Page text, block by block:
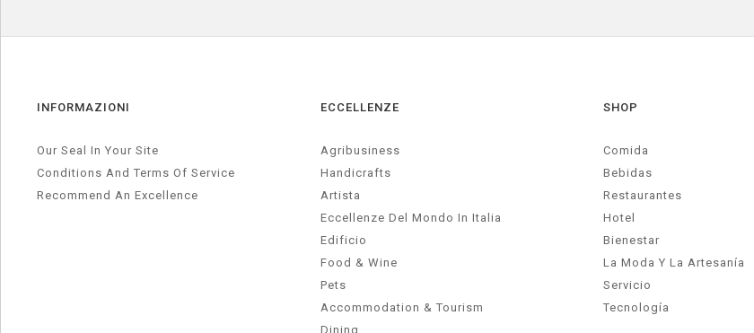
INFORMAZIONI
Our Seal In Your Site
Conditions And Terms Of Service
Recommend An Excellence
ECCELLENZE
Agribusiness
Handicrafts
Artista
Eccellenze Del Mondo In Italia
Edificio
Food & Wine
Pets
Accommodation & Tourism
Dining
SHOP
Comida
Bebidas
Restaurantes
Hotel
Bienestar
La Moda Y La Artesanía
Servicio
Tecnología